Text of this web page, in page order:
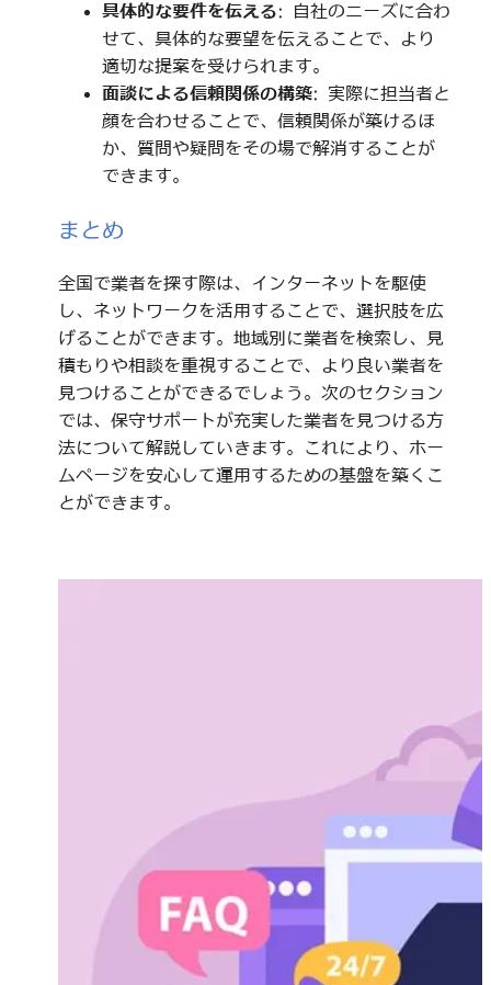
具体的な要件を伝える: 自社のニーズに合わ
せて、具体的な要望を伝えることで、より
適切な提案を受けられます。
面談による信頼関係の構築: 実際に担当者と
顔を合わせることで、信頼関係が築けるほ
か、質問や疑問をその場で解消することが
できます。
まとめ
全国で業者を探す際は、インターネットを駆使
し、ネットワークを活用することで、選択肢を広
げることができます。地域別に業者を検索し、見
積もりや相談を重視することで、より良い業者を
見つけることができるでしょう。次のセクション
では、保守サポートが充実した業者を見つける方
法について解説していきます。これにより、ホー
ムページを安心して運用するための基盤を築くこ
とができます。